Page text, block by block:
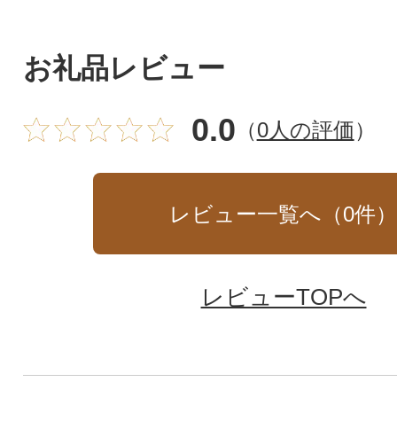
お礼品レビュー
0.0 （0人の評価）
レビュー一覧へ（0件）
レビューTOPへ